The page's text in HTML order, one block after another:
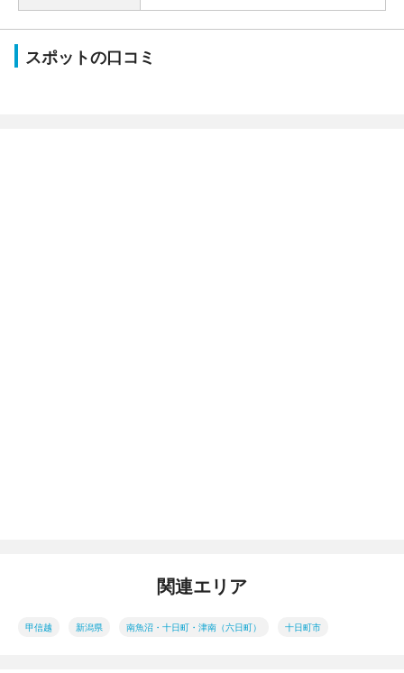
スポットの口コミ
関連エリア
甲信越 新潟県 南魚沼・十日町・津南（六日町） 十日町市